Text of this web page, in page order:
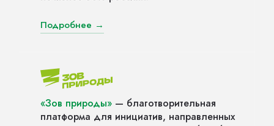
Подробнее →
«Зов природы» — благотворительная
платформа для инициатив, направленных